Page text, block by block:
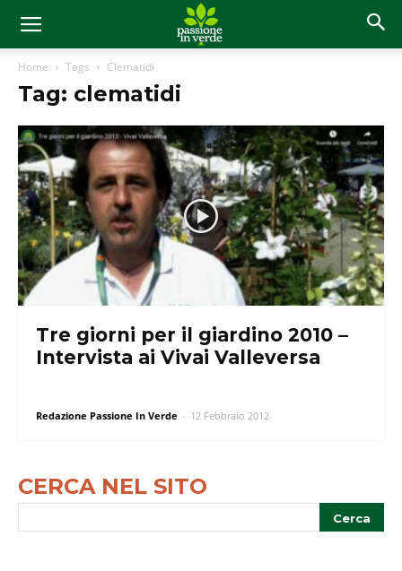
Home Tags Clematidi
Tag: clematidi
Tre giorni per il giardino 2010 –
Intervista ai Vivai Valleversa
Redazione Passione In Verde - 12 Febbraio 2012
CERCA NEL SITO